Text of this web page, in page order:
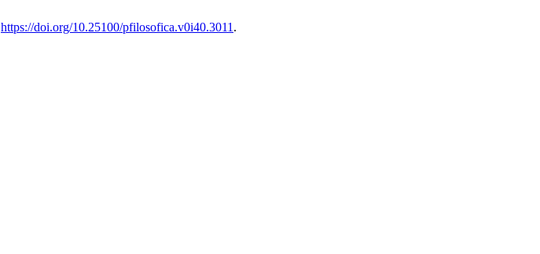
https://doi.org/10.25100/pfilosofica.v0i40.3011 .